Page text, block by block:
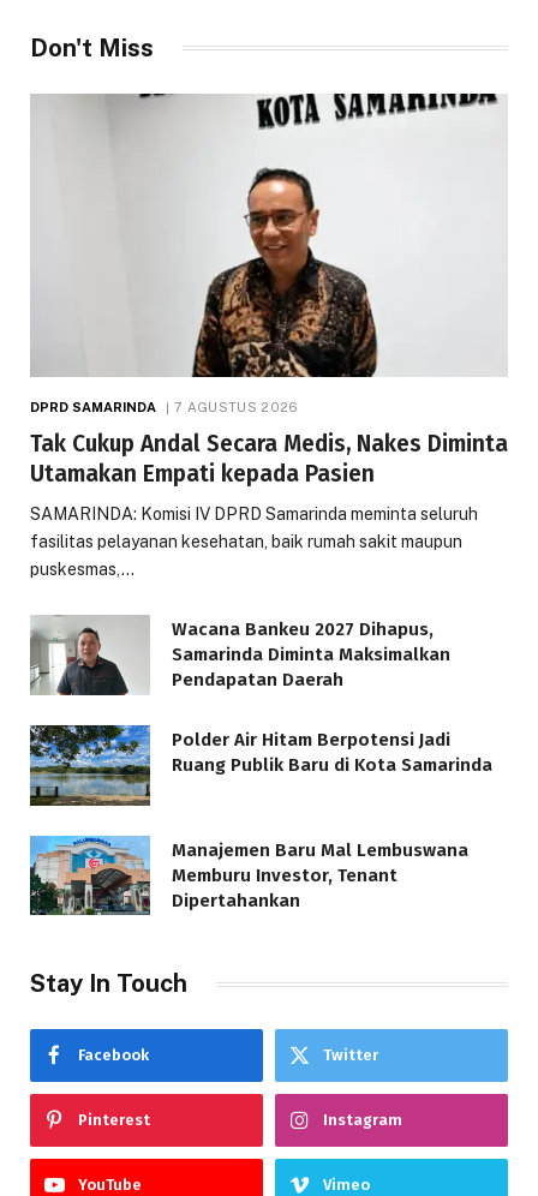
Don't Miss
DPRD SAMARINDA 7 AGUSTUS 2026
Tak Cukup Andal Secara Medis, Nakes Diminta
Utamakan Empati kepada Pasien
SAMARINDA: Komisi IV DPRD Samarinda meminta seluruh
fasilitas pelayanan kesehatan, baik rumah sakit maupun
puskesmas,…
Wacana Bankeu 2027 Dihapus,
Samarinda Diminta Maksimalkan
Pendapatan Daerah
Polder Air Hitam Berpotensi Jadi
Ruang Publik Baru di Kota Samarinda
Manajemen Baru Mal Lembuswana
Memburu Investor, Tenant
Dipertahankan
Stay In Touch
Facebook Twitter
Pinterest Instagram
YouTube Vimeo